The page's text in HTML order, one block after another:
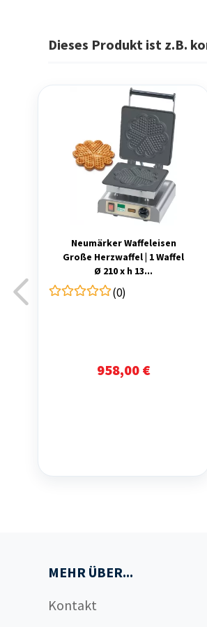
Dieses Produkt ist z.B.
Neumärker Waffeleisen
Große Herzwaffel | 1 Waffel
Ø 210 x h 13...
(0)
958,00 €
MEHR ÜBER...
Kontakt